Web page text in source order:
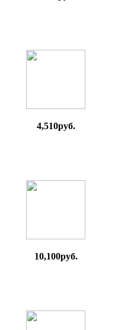
4,510руб.
10,100руб.